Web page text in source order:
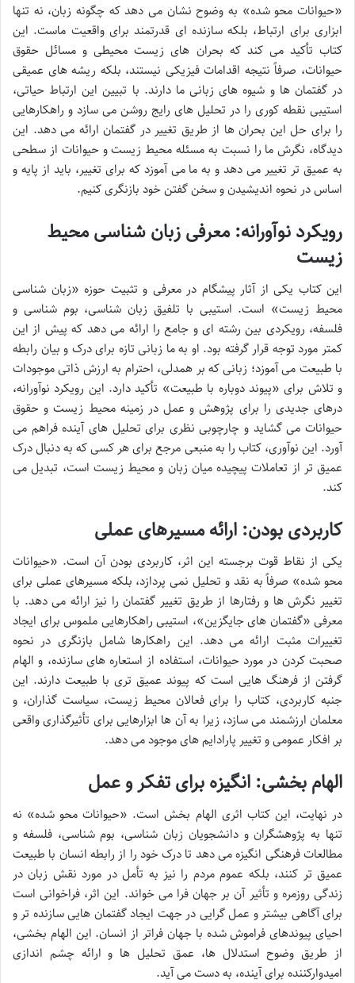
«حیوانات محو شده» به وضوح نشان می دهد که چگونه زبان، نه تنها
ابزاری برای ارتباط، بلکه سازنده ای قدرتمند برای واقعیت ماست. این
کتاب تأکید می کند که بحران های زیست محیطی و مسائل حقوق
حیوانات، صرفاً نتیجه اقدامات فیزیکی نیستند، بلکه ریشه های عمیقی
در گفتمان ها و شیوه های زبانی ما دارند. با تبیین این ارتباط حیاتی،
استیبی نقطه کوری را در تحلیل های رایج روشن می سازد و راهکارهایی
را برای حل این بحران ها از طریق تغییر در گفتمان ارائه می دهد. این
دیدگاه، نگرش ما را نسبت به مسئله محیط زیست و حیوانات از سطحی
به عمیق تر تغییر می دهد و به ما می آموزد که برای تغییر، باید از پایه و
اساس در نحوه اندیشیدن و سخن گفتن خود بازنگری کنیم.
رویکرد نوآورانه: معرفی زبان شناسی محیط
زیست
این کتاب یکی از آثار پیشگام در معرفی و تثبیت حوزه «زبان شناسی
محیط زیست» است. استیبی با تلفیق زبان شناسی، بوم شناسی و
فلسفه، رویکردی بین رشته ای و جامع را ارائه می دهد که پیش از این
کمتر مورد توجه قرار گرفته بود. او به ما زبانی تازه برای درک و بیان رابطه
با طبیعت می آموزد؛ زبانی که بر همدلی، احترام به ارزش ذاتی موجودات
و تلاش برای «پیوند دوباره با طبیعت» تأکید دارد. این رویکرد نوآورانه،
درهای جدیدی را برای پژوهش و عمل در زمینه محیط زیست و حقوق
حیوانات می گشاید و چارچوبی نظری برای تحلیل های آینده فراهم می
آورد. این نوآوری، کتاب را به منبعی مرجع برای هر کسی که به دنبال درک
عمیق تر از تعاملات پیچیده میان زبان و محیط زیست است، تبدیل می
کند.
کاربردی بودن: ارائه مسیرهای عملی
یکی از نقاط قوت برجسته این اثر، کاربردی بودن آن است. «حیوانات
محو شده» صرفاً به نقد و تحلیل نمی پردازد، بلکه مسیرهای عملی برای
تغییر نگرش ها و رفتارها از طریق تغییر گفتمان را نیز ارائه می دهد. با
معرفی «گفتمان های جایگزین»، استیبی راهکارهایی ملموس برای ایجاد
تغییرات مثبت ارائه می دهد. این راهکارها شامل بازنگری در نحوه
صحبت کردن در مورد حیوانات، استفاده از استعاره های سازنده، و الهام
گرفتن از فرهنگ هایی است که پیوند عمیق تری با طبیعت دارند. این
جنبه کاربردی، کتاب را برای فعالان محیط زیست، سیاست گذاران، و
معلمان ارزشمند می سازد، زیرا به آن ها ابزارهایی برای تأثیرگذاری واقعی
بر افکار عمومی و تغییر پارادایم های موجود می دهد.
الهام بخشی: انگیزه برای تفکر و عمل
در نهایت، این کتاب اثری الهام بخش است. «حیوانات محو شده» نه
تنها به پژوهشگران و دانشجویان زبان شناسی، بوم شناسی، فلسفه و
مطالعات فرهنگی انگیزه می دهد تا درک خود را از رابطه انسان با طبیعت
عمیق تر کنند، بلکه عموم مردم را نیز به تأمل در مورد نقش زبان در
زندگی روزمره و تأثیر آن بر جهان فرا می خواند. این اثر، فراخوانی است
برای آگاهی بیشتر و عمل گرایی در جهت ایجاد گفتمان هایی سازنده تر و
احیای پیوندهای فراموش شده با جهان فراتر از انسان. این الهام بخشی،
از طریق وضوح استدلال ها، عمق تحلیل ها و ارائه چشم اندازی
امیدوارکننده برای آینده، به دست می آید.